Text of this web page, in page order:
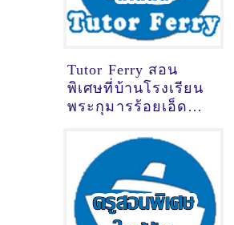
Tutor Ferry สอน
พิเศษที่บ้านโรงเรียน
พระกุมารร้อยเอ็ด